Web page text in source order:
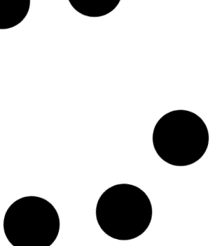
מהלכות ברכות הריח
מדיני ברכת הריח
אבילות - לויה,נשים בלוויה ואבל,
היארצייט, נוסח מציבה